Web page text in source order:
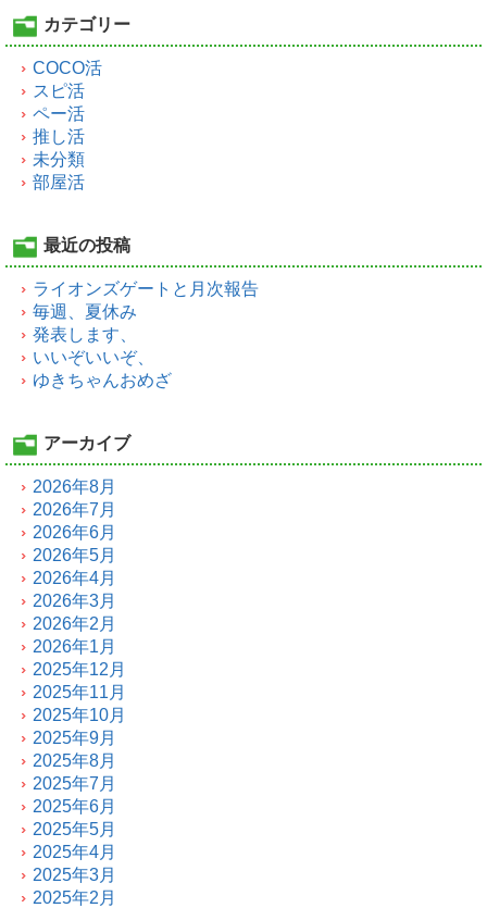
カテゴリー
COCO活
スピ活
ペー活
推し活
未分類
部屋活
最近の投稿
ライオンズゲートと月次報告
毎週、夏休み
発表します、
いいぞいいぞ、
ゆきちゃんおめざ
アーカイブ
2026年8月
2026年7月
2026年6月
2026年5月
2026年4月
2026年3月
2026年2月
2026年1月
2025年12月
2025年11月
2025年10月
2025年9月
2025年8月
2025年7月
2025年6月
2025年5月
2025年4月
2025年3月
2025年2月